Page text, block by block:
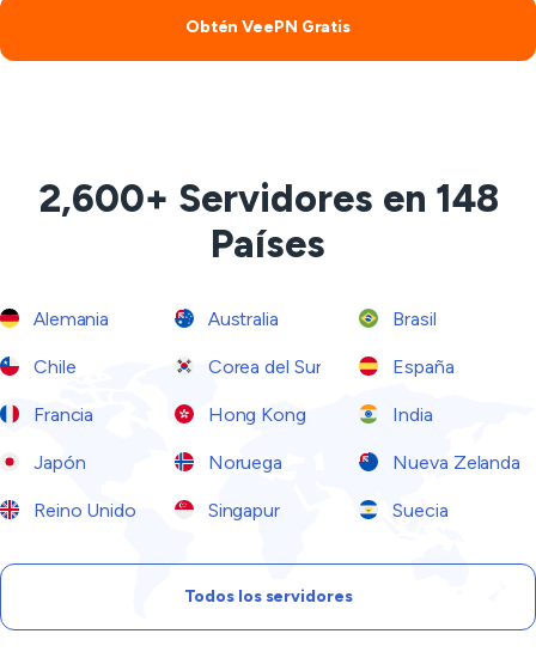
Obtén VeePN Gratis
2,600+ Servidores en 148
Países
Alemania Australia Brasil
Chile Corea del Sur España
Francia Hong Kong India
Japón Noruega Nueva Zelanda
Reino Unido Singapur Suecia
Todos los servidores